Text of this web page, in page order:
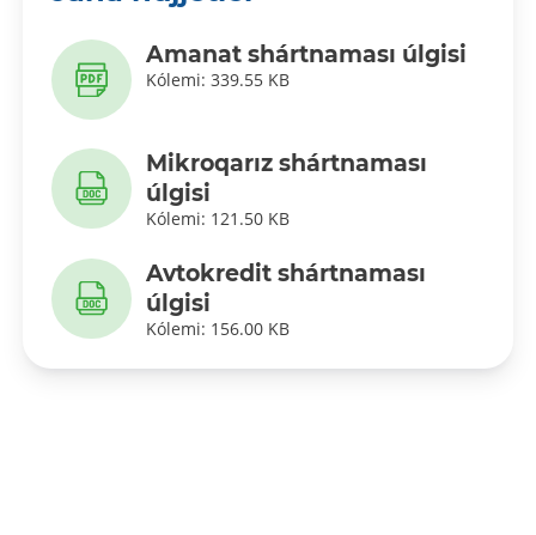
Amanat shártnaması úlgisi
Kólemi: 339.55 KB
Mikroqarız shártnaması
úlgisi
Kólemi: 121.50 KB
Avtokredit shártnaması
úlgisi
Kólemi: 156.00 KB